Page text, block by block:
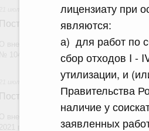
лицензиату при
являются:
а) для работ по
сбор отходов I -
утилизации, и
Правительства
наличие у
заявленных
Постановление Правительства
О внесении изменений в постановление
Постановление Правительства